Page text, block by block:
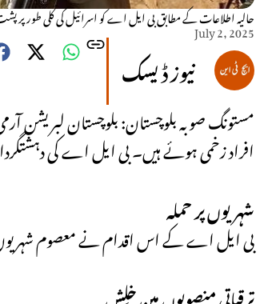
حالیہ اطلاعات کے مطابق بی ایل اے کو اسرائیل کی کُلی طور
July 2, 2025
نیوز ڈیسک
افراد زخمی ہوئے ہیں۔ بی ایل اے کی
شہریوں پر حملہ
بی ایل اے کے اس اقدام نے معصوم شہریوں